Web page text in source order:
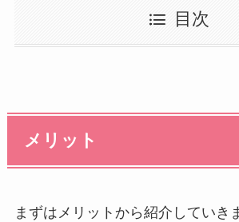
目次
メリット
まずはメリットから紹介していき